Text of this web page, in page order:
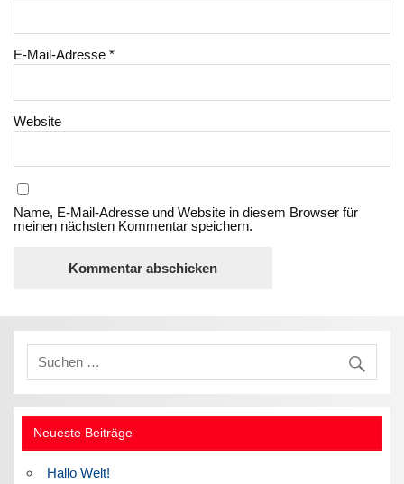
E-Mail-Adresse*
Website
Name, E-Mail-Adresse und Website in diesem Browser für
meinen nächsten Kommentar speichern.
Neueste Beiträge
Hallo Welt!